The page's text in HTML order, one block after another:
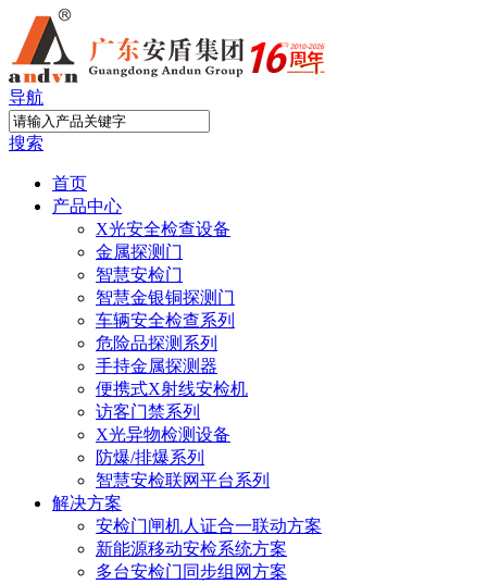
导航
搜索
首页
产品中心
X光安全检查设备
金属探测门
智慧安检门
智慧金银铜探测门
车辆安全检查系列
危险品探测系列
手持金属探测器
便携式X射线安检机
访客门禁系列
X光异物检测设备
防爆/排爆系列
智慧安检联网平台系列
解决方案
安检门闸机人证合一联动方案
新能源移动安检系统方案
多台安检门同步组网方案